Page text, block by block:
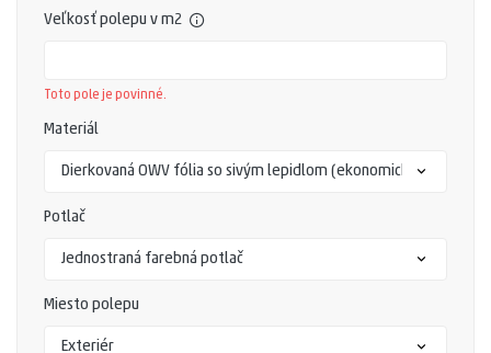
Veľkosť polepu v m2
Toto pole je povinné.
Materiál
Potlač
Miesto polepu